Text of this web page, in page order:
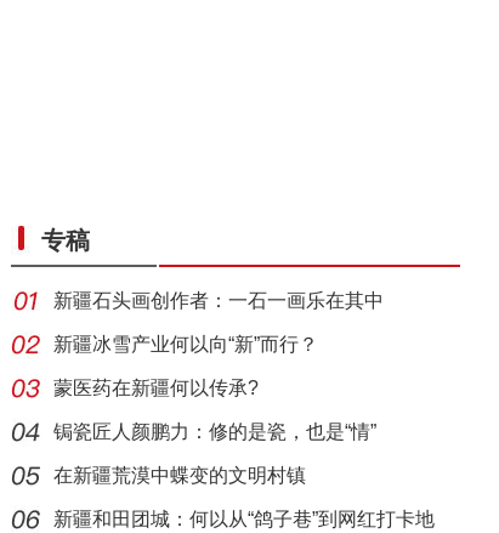
侨乡故事 | 新疆吐鲁番烘焙师“复刻”1400年
专稿
新疆石头画创作者：一石一画乐在其中
新疆冰雪产业何以向“新”而行？
蒙医药在新疆何以传承?
锔瓷匠人颜鹏力：修的是瓷，也是“情”
在新疆荒漠中蝶变的文明村镇
新疆和田团城：何以从“鸽子巷”到网红打卡地